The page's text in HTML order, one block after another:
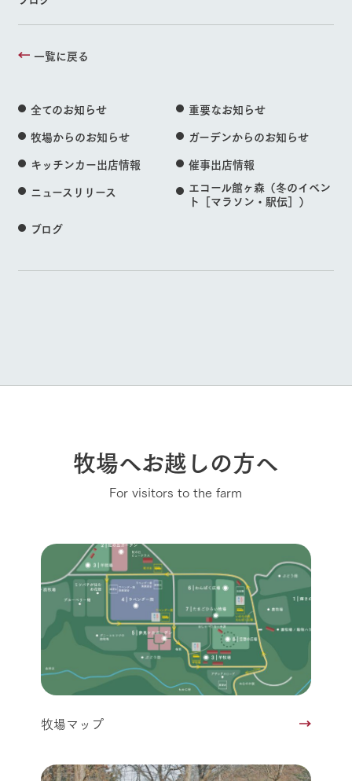
一覧に戻る
全てのお知らせ
重要なお知らせ
牧場からのお知らせ
ガーデンからのお知らせ
キッチンカー出店情報
催事出店情報
ニュースリリース
エコール館ヶ森（冬のイベン
ト［マラソン・駅伝］）
ブログ
牧場へお越しの方へ
For visitors to the farm
牧場マップ